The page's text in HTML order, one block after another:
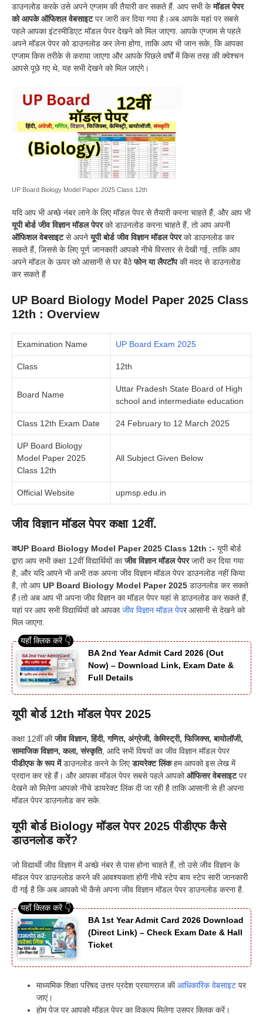
डाउनलोड करके उसे अपने एग्जाम की तैयारी कर सकते हैं. आप सभी केमॉडल पेपर
को आपके ऑफिशल वेबसाइटपर जारी कर दिया गया है।अब आपके यहां पर सबसे
पहले आपका इंटरमीडिएट मॉडल पेपर देखने को मिल जाएगा. आपके एग्जाम से पहले
अपने मॉडल पेपर को डाउनलोड कर लेना होगा, ताकि आप भी जान सके, कि आपका
एग्जाम किस तरीके से कराया जाएगा और आपके पिछले वर्षों में किस तरह की क्वेश्चन
आपसे पूछे गए थे, यह सभी देखने को मिल जाएंगे।
UP Board Biology Model Paper 2025 Class 12th
यदि आप भी अच्छे नंबर लाने के लिए मॉडल पेपर से तैयारी करना चाहते हैं, और आप भी
यूपी बोर्ड जीव विज्ञान मॉडल पेपरको डाउनलोड करना चाहते हैं, तो आप अपनी
ऑफिशल वेबसाइटसे अपनेयूपी बोर्ड जीव विज्ञान मॉडल पेपरको डाउनलोड कर
सकते हैं, जिससे के लिए पूर्ण जानकारी आपको नीचे विस्तार से देखी गई, ताकि आप
अपने मॉडल के ऊपर को आसानी से घर बैठेफोन या लैपटॉपकी मदद से डाउनलोड
कर सकते हैं
UP Board Biology Model Paper 2025 Class
12th : Overview
Examination Name UP Board Exam 2025
Class 12th
Board Name
Uttar Pradesh State Board of High
school and intermediate education
Class 12th Exam Date 24 February to 12 March 2025
UP Board Biology
Model Paper 2025
Class 12th
All Subject Given Below
Official Website upmsp.edu.in
जीव विज्ञान मॉडल पेपर कक्षा 12वीं.
कUP Board Biology Model Paper 2025 Class 12th :- यूपी बोर्ड
द्वारा आप सभी कक्षा 12वीं विद्यार्थियों काजीव विज्ञान मॉडल पेपरजारी कर दिया गया
है, और यदि आपने भी अभी तक अपना जीव विज्ञान मॉडल पेपर डाउनलोड नहीं किया
है, तो आप UP Board Biology Model Paper 2025 डाउनलोड कर सकते
हैं।तो अब आप भी अपना जीव विज्ञान का मॉडल पेपर यहां से डाउनलोड कर सकते हैं,
यहां पर आप सभी विद्यार्थियों को आपकाजीव विज्ञान मॉडल पेपर आसानी से देखने को
मिल जाएगा.
BA 2nd Year Admit Card 2026 (Out
Now) – Download Link, Exam Date &
Full Details
यूपी बोर्ड 12th मॉडल पेपर 2025
कक्षा 12वीं कीजीव विज्ञान, हिंदी, गणित, अंग्रेजी, केमिस्ट्री, फिजिक्स, बायोलॉजी,
सामाजिक विज्ञान, कला, संस्कृति, आदि सभी विषयों का जीव विज्ञान मॉडल पेपर
पीडीएफ के रूप मेंडाउनलोड करने के लिएडायरेक्ट लिंकहम आपको इस लेख में
प्रदान कर रहे हैं। और आपका मॉडल पेपर सबसे पहले आपकोऑफिसर वेबसाइटपर
देखने को मिलेगा आपको नीचे डायरेक्ट लिंक दी जा रही है ताकि आसानी से ही अपना
मॉडल पेपर डाउनलोड कर सके.
यूपी बोर्ड Biology मॉडल पेपर 2025 पीडीएफ कैसे
डाउनलोड करें?
जो विद्यार्थी जीव विज्ञान में अच्छे नंबर से पास होना चाहते हैं, तो उसे जीव विज्ञान के
मॉडल पेपर डाउनलोड करने की आवश्यकता होगी नीचे स्टेप बाय स्टेप सारी जानकारी
दी गई है कि अब आपको भी कैसे अपना जीव विज्ञान मॉडल पेपर डाउनलोड करना है.
BA 1st Year Admit Card 2026 Download
(Direct Link) – Check Exam Date & Hall
Ticket
माध्यमिक शिक्षा परिषद उत्तर प्रदेश प्रयागराज कीआधिकारिक वेबसाइट पर
जाएं।
होम पेज पर आपको मॉडल पेपर का विकल्प मिलेगा उसपर क्लिक करें।